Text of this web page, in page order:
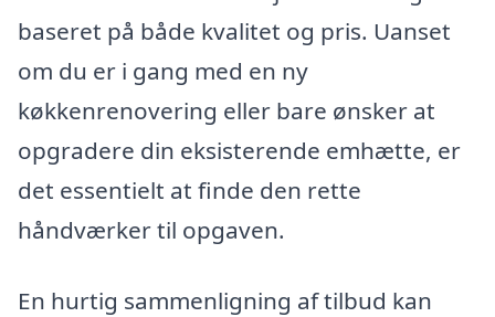
baseret på både kvalitet og pris. Uanset
om du er i gang med en ny
køkkenrenovering eller bare ønsker at
opgradere din eksisterende emhætte, er
det essentielt at finde den rette
håndværker til opgaven.
En hurtig sammenligning af tilbud kan